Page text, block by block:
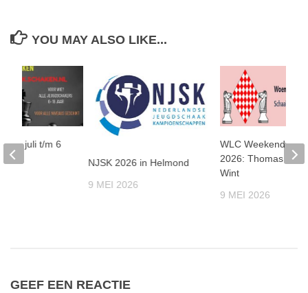
YOU MAY ALSO LIKE...
NJSK 2026 in Helmond
9 MEI 2026
WLC
2026: Thomas
Wint
9 MEI 2026
31 juli t/m 6
GEEF EEN REACTIE